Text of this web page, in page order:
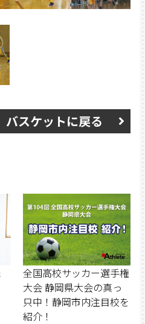
バスケットに戻る
全国高校サッカー選手権
大会 静岡県大会の真っ
只中！静岡市内注目校を
紹介！